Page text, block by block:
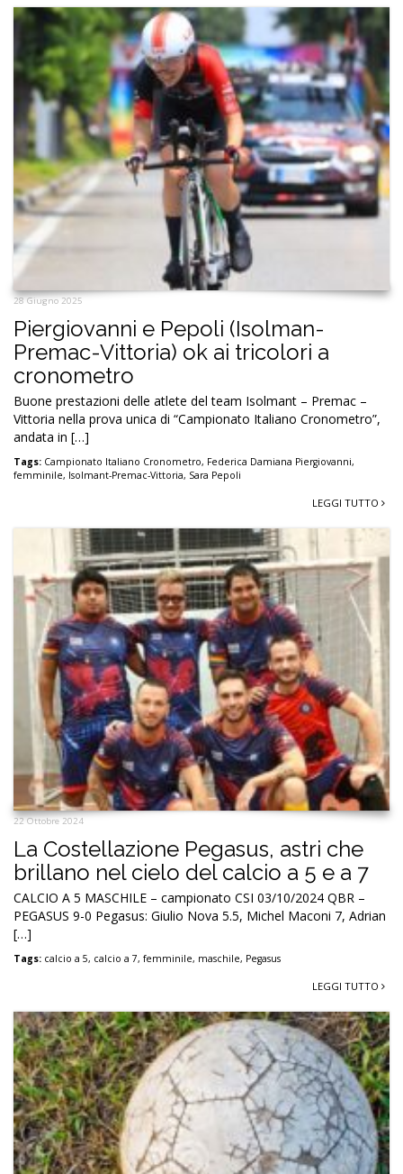
28 Giugno 2025
Piergiovanni e Pepoli (Isolman-
Premac-Vittoria) ok ai tricolori a
cronometro
Buone prestazioni delle atlete del team Isolmant – Premac –
Vittoria nella prova unica di “Campionato Italiano Cronometro”,
andata in […]
Tags: Campionato Italiano Cronometro, Federica Damiana Piergiovanni,
femminile, Isolmant-Premac-Vittoria, Sara Pepoli
LEGGI TUTTO
22 Ottobre 2024
La Costellazione Pegasus, astri che
brillano nel cielo del calcio a 5 e a 7
CALCIO A 5 MASCHILE – campionato CSI 03/10/2024 QBR –
PEGASUS 9-0 Pegasus: Giulio Nova 5.5, Michel Maconi 7, Adrian
[…]
Tags: calcio a 5, calcio a 7, femminile, maschile, Pegasus
LEGGI TUTTO